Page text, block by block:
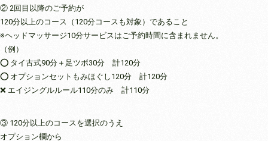
② 2回目以降のご予約が
120分以上のコース（120分コースも対象）であること
※ヘッドマッサージ10分サービスはご予約時間に含まれません。
（例）
⭕️ タイ古式90分＋足ツボ30分 計120分
⭕️ オプションセットもみほぐし120分 計120分
❌ エイジングルルール110分のみ 計110分
③ 120分以上のコースを選択のうえ
オプション欄から